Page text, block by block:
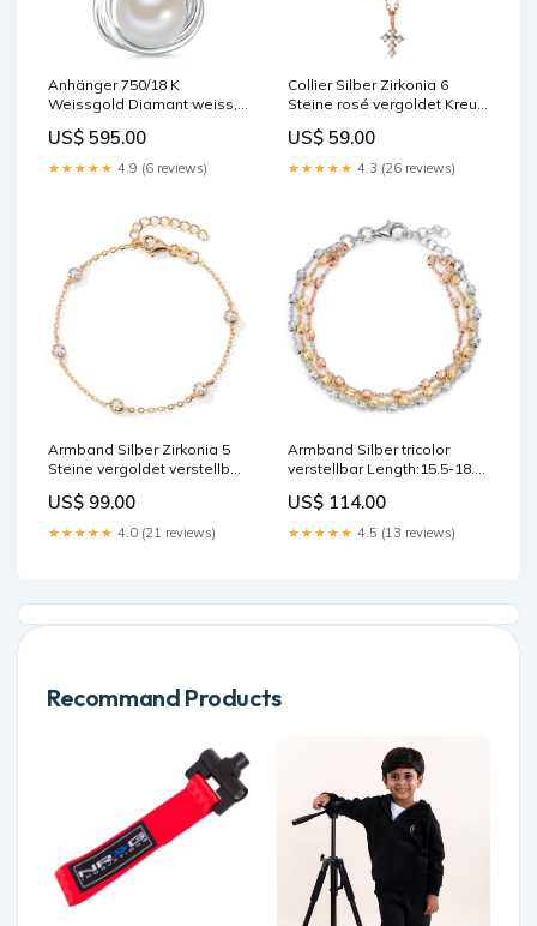
Anhänger 750/18 K
Weissgold Diamant weiss,
Brillantschliff, w-si
Süsswasserzuchtperle
weiss, 9.5 mm 598286
US$ 595.00
★★★★★ 4.9 (6 reviews)
Collier Silber Zirkonia 6
Steine rosé vergoldet Kreuz
Length:40-45 cm
US$ 59.00
★★★★★ 4.3 (26 reviews)
Armband Silber Zirkonia 5
Steine vergoldet verstellbar
US$ 99.00
★★★★★ 4.0 (21 reviews)
Armband Silber tricolor
verstellbar Length:15.5-18.5
US$ 114.00
★★★★★ 4.5 (13 reviews)
Recommand Products